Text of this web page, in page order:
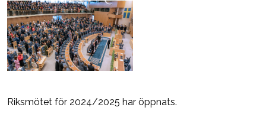
Riksmötet för 2024/2025 har öppnats.